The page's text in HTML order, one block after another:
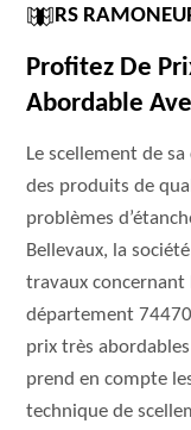
RS
Profitez De
Abordable
Le scellement de
des produits de
problèmes
Bellevaux, la
travaux concernant
département
prix très
prend en compte
technique de